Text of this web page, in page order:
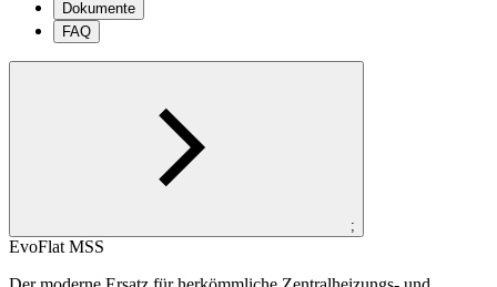
Dokumente
FAQ
;
EvoFlat MSS